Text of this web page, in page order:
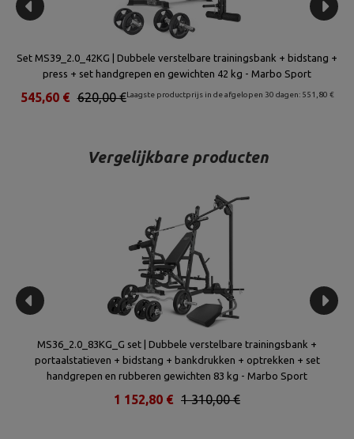
Set MS39_2.0_42KG | Dubbele verstelbare trainingsbank + bidstang +
press + set handgrepen en gewichten 42 kg - Marbo Sport
Laagste productprijs in de afgelopen 30 dagen: 551,80 €
620,00 €
545,60 €
Vergelijkbare producten
MS36_2.0_83KG_G set | Dubbele verstelbare trainingsbank +
portaalstatieven + bidstang + bankdrukken + optrekken + set
handgrepen en rubberen gewichten 83 kg - Marbo Sport
1 310,00 €
1 152,80 €